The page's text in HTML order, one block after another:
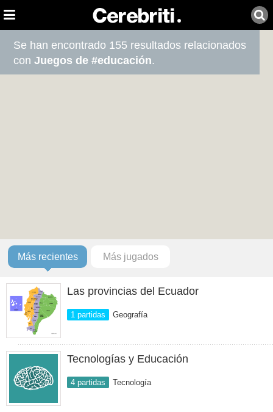
Se han encontrado 155 resultados relacionados
conJuegos de #educación.
Más recientes Más jugados
Las provincias del Ecuador
1 partidas Geografía
Tecnologías y Educación
4 partidas Tecnología